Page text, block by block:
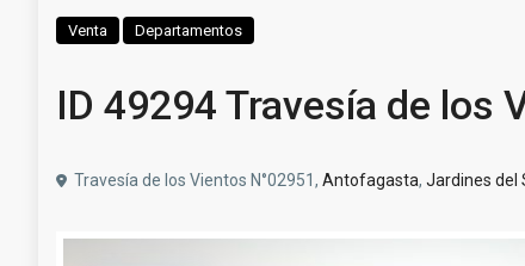
Venta Departamentos
ID 49294 Travesía de los
Travesía de los Vientos N°02951, Antofagasta, Jardines del